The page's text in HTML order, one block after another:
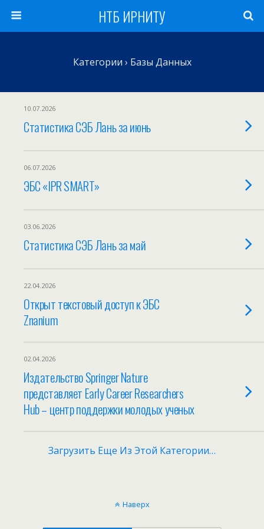
НТБ ИРНИТУ
Категории › Базы Данных
10.07.2026
Статистика СЭБ Лань за июнь
06.07.2026
ЭБС «IPR SMART»
03.06.2026
Статистика СЭБ Лань за май
22.04.2026
Открыт текстовый доступ к ЭБС
Znanium
02.04.2026
Издательство Springer Nature
представляет Early Career Researchers
Hub – центр поддержки молодых ученых
Загрузить Еще Из Этой Категории…
Наверх